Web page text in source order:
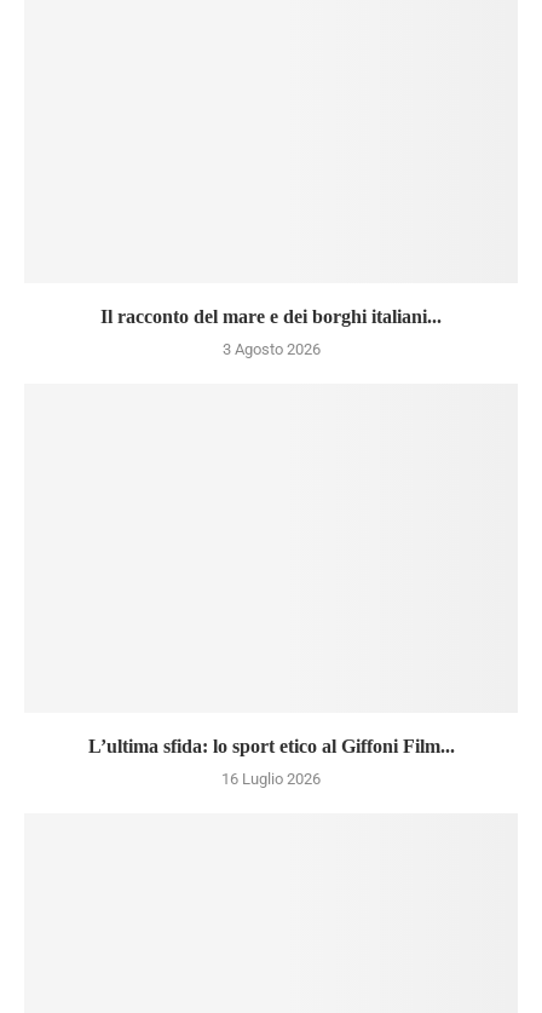
Il racconto del mare e dei borghi italiani...
3 Agosto 2026
L’ultima sfida: lo sport etico al Giffoni Film...
16 Luglio 2026